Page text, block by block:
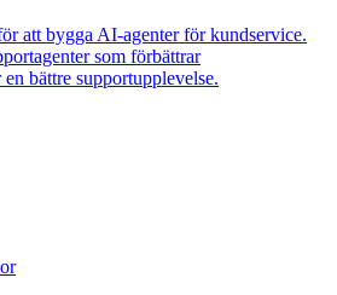
att bygga AI-agenter för kundservice.
som förbättrar
bättre supportupplevelse.